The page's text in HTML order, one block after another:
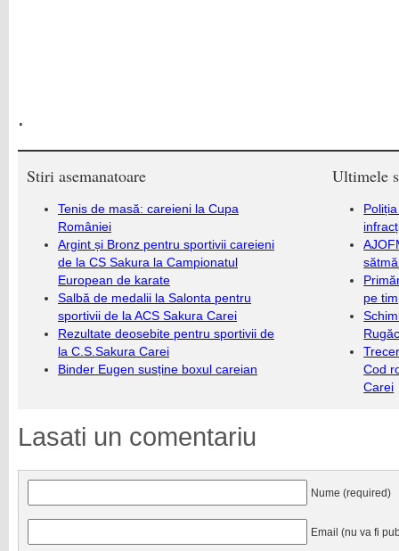
.
Stiri asemanatoare
Tenis de masă: careieni la Cupa
României
Argint și Bronz pentru sportivii careieni
de la CS Sakura la Campionatul
European de karate
Salbă de medalii la Salonta pentru
sportivii de la ACS Sakura Carei
Rezultate deosebite pentru sportivii de
la C.S.Sakura Carei
Binder Eugen susține boxul careian
Ultimele
pe
Cod
Carei
Lasati un comentariu
Nume (required)
Email (nu va fi